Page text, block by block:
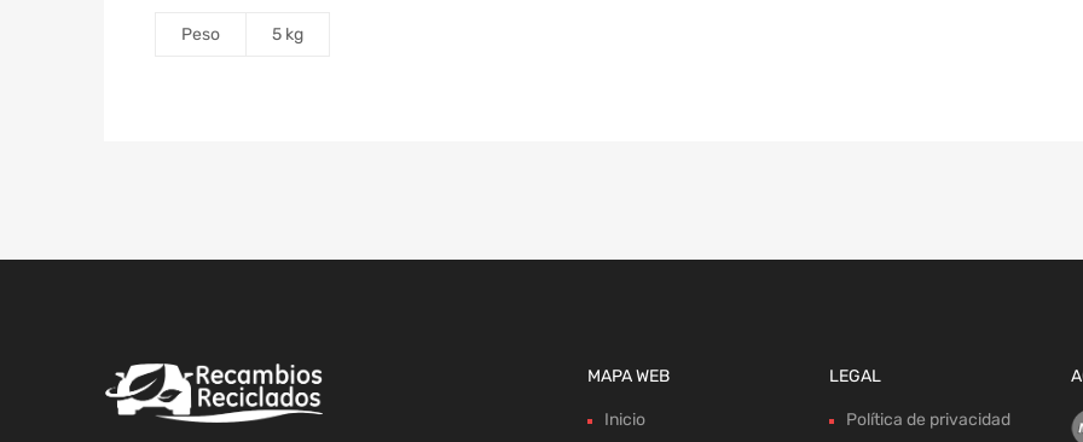
Peso 5 kg
MAPA WEB
Inicio
LEGAL
Política de privacidad